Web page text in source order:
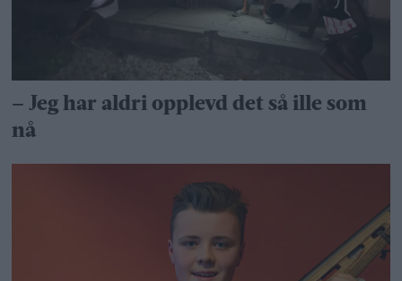
– Jeg har aldri opplevd det så ille som
nå